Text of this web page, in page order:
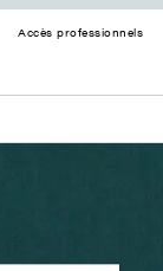
Accès professionnels